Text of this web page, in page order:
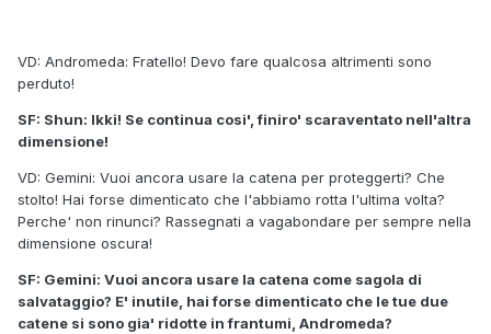
VD: Andromeda: Fratello! Devo fare qualcosa altrimenti sono
perduto!
SF: Shun: Ikki! Se continua cosi', finiro' scaraventato nell'altra
dimensione!
VD: Gemini: Vuoi ancora usare la catena per proteggerti? Che
stolto! Hai forse dimenticato che l'abbiamo rotta l'ultima volta?
Perche' non rinunci? Rassegnati a vagabondare per sempre nella
dimensione oscura!
SF: Gemini: Vuoi ancora usare la catena come sagola di
salvataggio? E' inutile, hai forse dimenticato che le tue due
catene si sono gia' ridotte in frantumi, Andromeda?